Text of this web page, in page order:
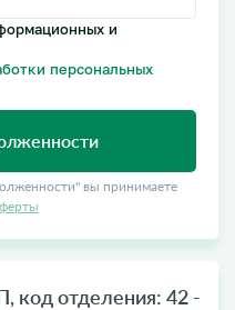
и
персональных
вы принимаете
код отделения: 42 -